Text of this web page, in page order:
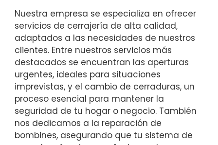
Nuestra empresa se especializa en ofrecer
servicios de cerrajería de alta calidad,
adaptados a las necesidades de nuestros
clientes. Entre nuestros servicios más
destacados se encuentran las aperturas
urgentes, ideales para situaciones
imprevistas, y el cambio de cerraduras, un
proceso esencial para mantener la
seguridad de tu hogar o negocio. También
nos dedicamos a la reparación de
bombines, asegurando que tu sistema de